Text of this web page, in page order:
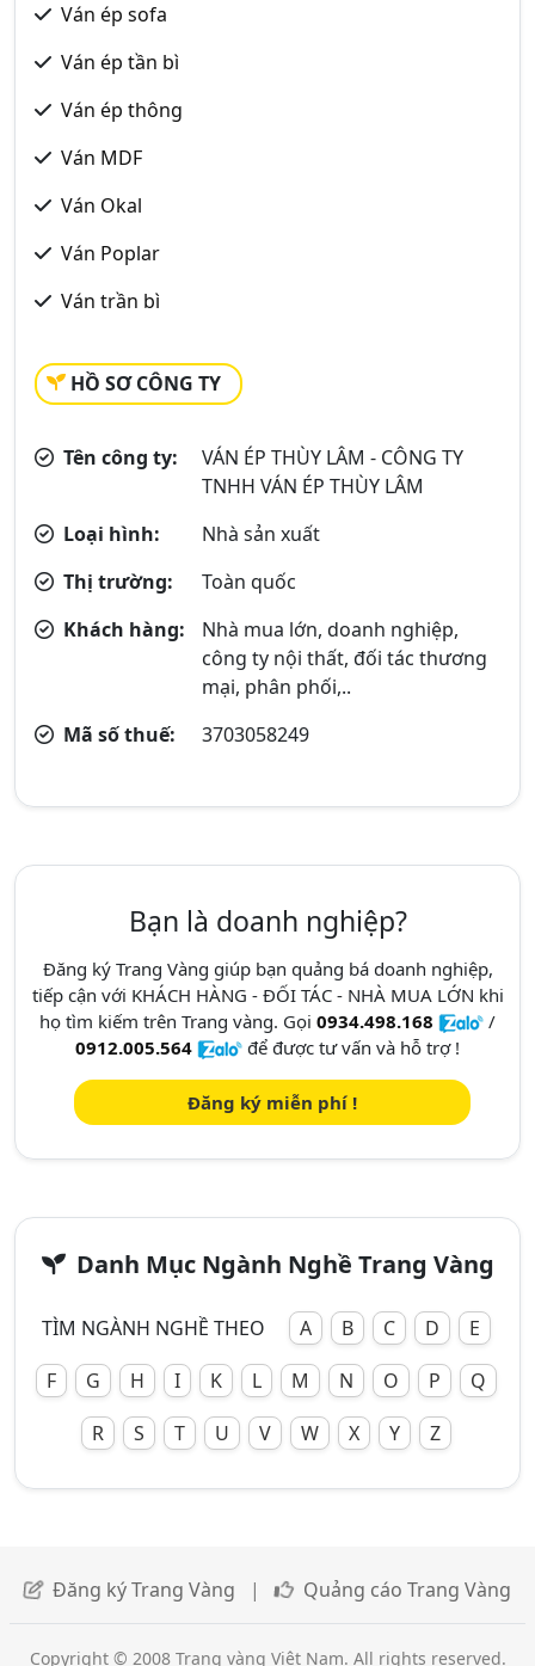
Ván ép sofa
Ván ép tần bì
Ván ép thông
Ván MDF
Ván Okal
Ván Poplar
Ván trần bì
HỒ SƠ CÔNG TY
Tên công ty:
VÁN ÉP THÙY LÂM - CÔNG TY
TNHH VÁN ÉP THÙY LÂM
Loại hình:
Nhà sản xuất
Thị trường:
Toàn quốc
Khách hàng:
Nhà mua lớn, doanh nghiệp,
công ty nội thất, đối tác thương
mại, phân phối,..
Mã số thuế:
3703058249
Bạn là doanh nghiệp?
Đăng ký Trang Vàng giúp bạn quảng bá doanh nghiệp,
tiếp cận với KHÁCH HÀNG - ĐỐI TÁC - NHÀ MUA LỚN khi
họ tìm kiếm trên Trang vàng. Gọi 0934.498.168
/
0912.005.564
để được tư vấn và hỗ trợ !
Đăng ký miễn phí !
Danh Mục Ngành Nghề Trang Vàng
TÌM NGÀNH NGHỀ THEO A B C D
E
F
G H I K L M N O P
Q
R
S T U V W X Y Z
Đăng ký Trang Vàng | Quảng cáo Trang Vàng
Copyright © 2008 Trang vàng Việt Nam. All rights reserved.